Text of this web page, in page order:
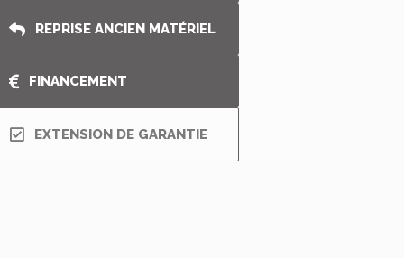
REPRISE ANCIEN MATÉRIEL
FINANCEMENT
EXTENSION DE GARANTIE